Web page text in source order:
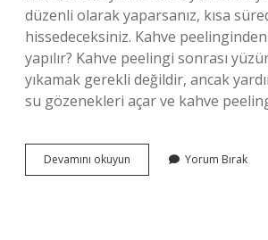
düzenli olarak yaparsanız, kısa
hissedeceksiniz. Kahve
yapılır? Kahve peelingi sonrası
yıkamak gerekli değildir, ancak
su gözenekleri açar ve kahve
Devamını okuyun
Kahve
Yorum Bırak